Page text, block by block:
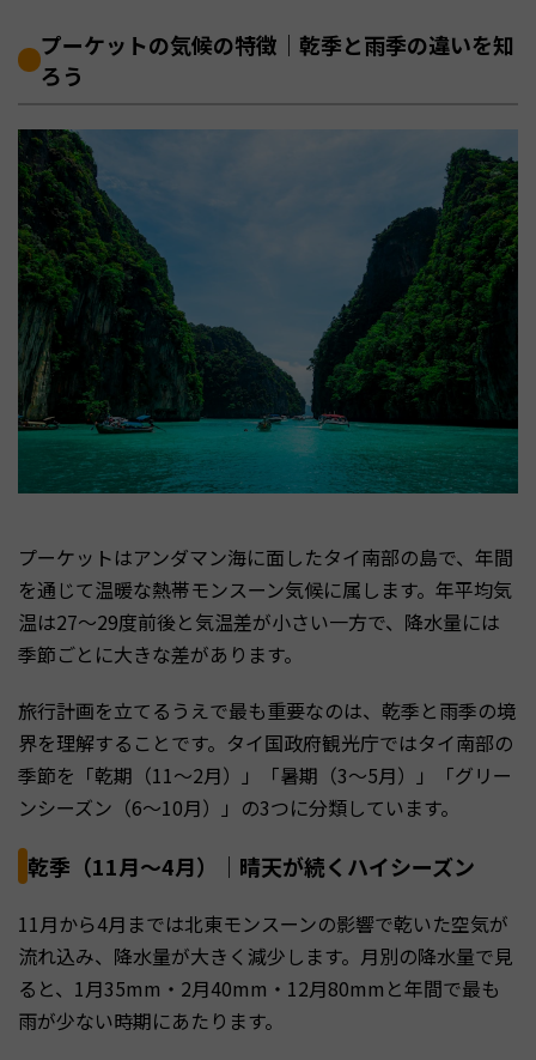
プーケットの気候の特徴｜乾季と雨季の違いを知
ろう
プーケットはアンダマン海に面したタイ南部の島で、年間
を通じて温暖な熱帯モンスーン気候に属します。年平均気
温は27〜29度前後と気温差が小さい一方で、降水量には
季節ごとに大きな差があります。
旅行計画を立てるうえで最も重要なのは、乾季と雨季の境
界を理解することです。タイ国政府観光庁ではタイ南部の
季節を「乾期（11〜2月）」「暑期（3〜5月）」「グリー
ンシーズン（6〜10月）」の3つに分類しています。
乾季（11月〜4月）｜晴天が続くハイシーズン
11月から4月までは北東モンスーンの影響で乾いた空気が
流れ込み、降水量が大きく減少します。月別の降水量で見
ると、1月35mm・2月40mm・12月80mmと年間で最も
雨が少ない時期にあたります。